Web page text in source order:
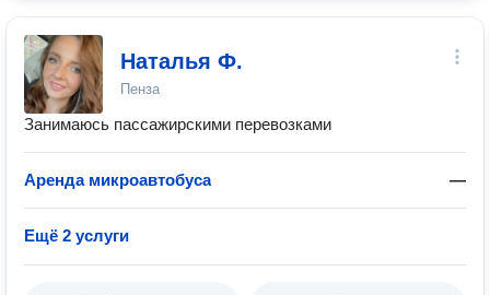
Наталья Ф.
Пенза
Занимаюсь пассажирскими перевозками
Аренда микроавтобуса —
Ещё 2 услуги